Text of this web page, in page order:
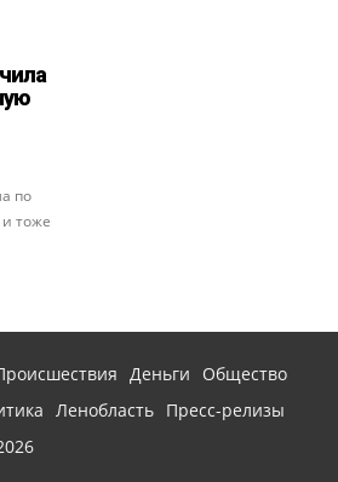
по
тоже
Деньги
Общество
Ленобласть Пресс-релизы